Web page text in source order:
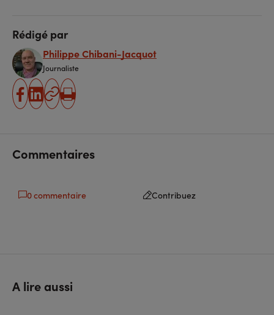
Rédigé par
Philippe Chibani-Jacquot
Journaliste
partager
partager
Copier
Imprimer
Commentaires
0 commentaire Contribuez
A lire aussi